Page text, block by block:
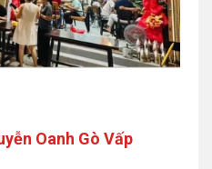
Oanh Gò Vấp